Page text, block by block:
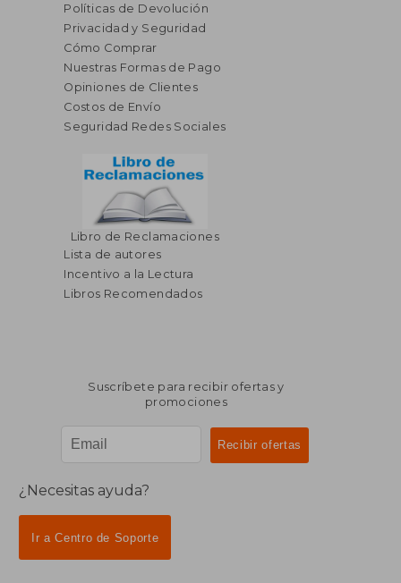
Políticas de Devolución
Privacidad y Seguridad
Cómo Comprar
Nuestras Formas de Pago
Opiniones de Clientes
Costos de Envío
Seguridad Redes Sociales
Libro de Reclamaciones
Lista de autores
Incentivo a la Lectura
Libros Recomendados
Suscríbete para recibir ofertas y
promociones
¿Necesitas ayuda?
Ir a Centro de Soporte